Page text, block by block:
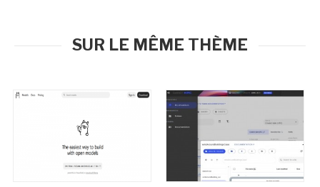
SUR LE MÊME THÈME